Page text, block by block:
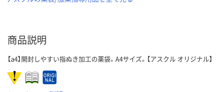
商品説明
【a4】開封しやすい指ぬき加工の薬袋。A4サイズ。【アスクル オリジナル】